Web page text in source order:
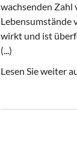
wachsenden Zahl
Lebensumstände
wirkt und ist
(...)
Lesen Sie weiter